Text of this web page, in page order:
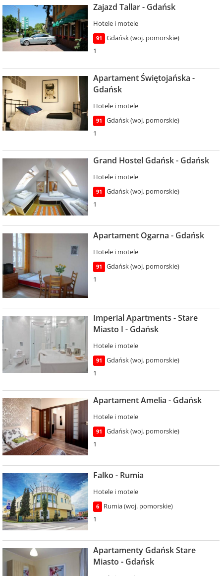
Zajazd Tallar - Gdańsk
Hotele i motele
91
Gdańsk (woj. pomorskie)
1
Apartament Świętojańska -
Gdańsk
Hotele i motele
91
Gdańsk (woj. pomorskie)
1
Grand Hostel Gdańsk - Gdańsk
Hotele i motele
91
Gdańsk (woj. pomorskie)
1
Apartament Ogarna - Gdańsk
Hotele i motele
91
Gdańsk (woj. pomorskie)
1
Imperial Apartments - Stare
Miasto I - Gdańsk
Hotele i motele
91
Gdańsk (woj. pomorskie)
1
Apartament Amelia - Gdańsk
Hotele i motele
91
Gdańsk (woj. pomorskie)
1
Falko - Rumia
Hotele i motele
6
Rumia (woj. pomorskie)
1
Apartamenty Gdańsk Stare
Miasto - Gdańsk